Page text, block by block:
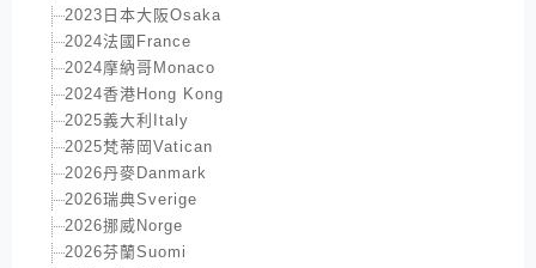
2023日本大阪Osaka
2024法國France
2024摩納哥Monaco
2024香港Hong Kong
2025義大利Italy
2025梵蒂岡Vatican
2026丹麥Danmark
2026瑞典Sverige
2026挪威Norge
2026芬蘭Suomi